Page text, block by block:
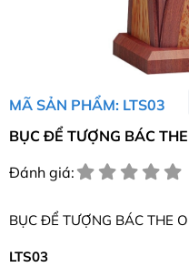
MÃ SẢN PHẨM: LTS03
BỤC ĐỂ TƯỢNG BÁC
Đánh giá:
BỤC ĐỂ TƯỢNG BÁC THE
LTS03